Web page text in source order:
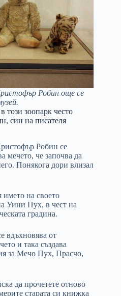
Робин още се
този зоопарк често
син на писателя
Робин се
мечето, че започва да
Понякога дори влизал
на своето
Уини Пух, в чест на
градина.
вдъхновява от
и така създава
за Мечо Пух, Прасчо,
да прочетете отново
старата си книжка